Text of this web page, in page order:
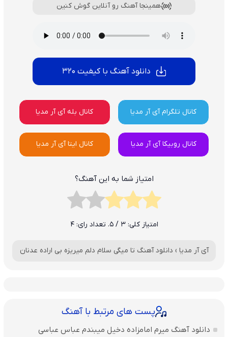
همینجا آهنگ رو آنلاین گوش کنین
دانلود آهنگ با کیفیت 320
کانال تلگرام آی آر مدیا کانال بله آی آر مدیا
کانال روبیکا آی آر مدیا کانال ایتا آی آر مدیا
امتیاز شما به این آهنگ؟
امتیاز کلی:3 / 5. تعداد رای: 4
آی آر مدیا › دانلود آهنگ تا میگی سلام دلم میریزه بی اراده عدنان
پست های مرتبط با آهنگ
دانلود آهنگ میرم امامزاده دخیل میبندم عباس عباسی